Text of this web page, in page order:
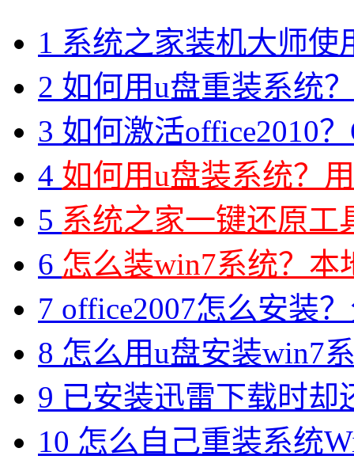
1 系统之家装机大师使
2 如何用u盘重装系统
3 如何激活office2010
4 如何用u盘装系统？
5 系统之家一键还原工
6 怎么装win7系统？本
7 office2007怎么安装
8 怎么用u盘安装win7
9 已安装迅雷下载时却
10 怎么自己重装系统